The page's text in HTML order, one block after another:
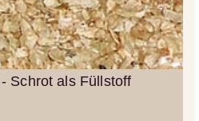
Schrot als Füllstoff